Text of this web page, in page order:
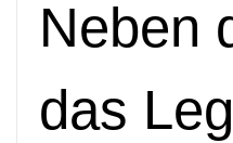
Neben
das